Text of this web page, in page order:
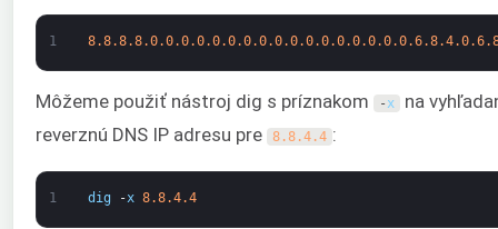
1
Môžeme použiť nástroj dig s príznakom -x na
reverznú DNS IP adresu pre
8.8.4.4 :
1 dig -x 8.8.4.4